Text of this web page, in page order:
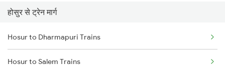
Miraj to Satara Trains
Miraj to Sangli Trains
Miraj to Hubli Trains
होसुर से ट्रेन मार्ग
Hosur to Dharmapuri Trains
Hosur to Salem Trains